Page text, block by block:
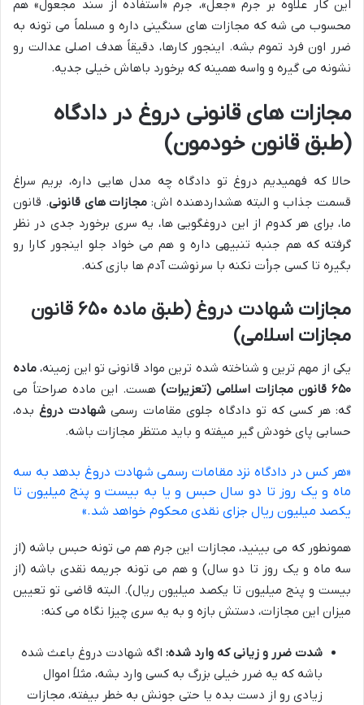
این کار علاوه بر جرم «جعل»، جرم «استفاده از سند مجعول» هم
محسوب می شه که مجازات های سنگینی داره و مسلماً می تونه به
ضرر اون فرد تموم بشه. اینجور کارها، دقیقاً هدف اصلی عدالت رو
نشونه می گیره و واسه همینه که برخورد باهاش خیلی جدیه.
مجازات های قانونی دروغ در دادگاه
(طبق قانون خودمون)
حالا که فهمیدیم دروغ تو دادگاه چه مدل هایی داره، بریم سراغ
قسمت جذاب و البته هشداردهنده اش: مجازات های قانونی. قانون
ما، برای هر کدوم از این دروغگویی ها، یه سری برخورد جدی در نظر
گرفته که هم جنبه تنبیهی داره و هم می خواد جلو اینجور کارا رو
بگیره تا کسی جرأت نکنه با سرنوشت آدم ها بازی کنه.
مجازات شهادت دروغ (طبق ماده ۶۵۰ قانون
مجازات اسلامی)
یکی از مهم ترین و شناخته شده ترین مواد قانونی تو این زمینه، ماده
۶۵۰ قانون مجازات اسلامی (تعزیرات)
هست. این ماده صراحتاً می
گه: هر کسی که تو دادگاه جلوی مقامات رسمی شهادت دروغبده،
حسابی پای خودش گیر میفته و باید منتظر مجازات باشه.
«هر کس در دادگاه نزد مقامات رسمی شهادت دروغ بدهد به سه
ماه و یک روز تا دو سال حبس و یا به بیست و پنج میلیون تا
یکصد میلیون ریال جزای نقدی محکوم خواهد شد.»
همونطور که می بینید، مجازات این جرم هم می تونه حبس باشه (از
سه ماه و یک روز تا دو سال) و هم می تونه جریمه نقدی باشه (از
بیست و پنج میلیون تا یکصد میلیون ریال). البته قاضی تو تعیین
میزان این مجازات، دستش بازه و به یه سری چیزا نگاه می کنه:
شدت ضرر و زیانی که وارد شده: اگه شهادت دروغ باعث شده
باشه که یه ضرر خیلی بزرگ به کسی وارد بشه، مثلاً اموال
زیادی رو از دست بده یا حتی جونش به خطر بیفته، مجازات